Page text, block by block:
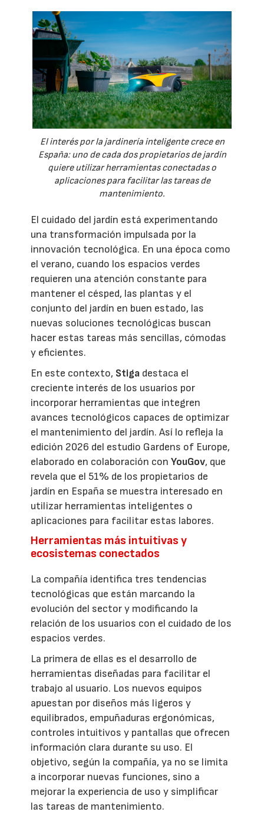
El interés por la jardinería inteligente crece en
España: uno de cada dos propietarios de jardín
quiere utilizar herramientas conectadas o
aplicaciones para facilitar las tareas de
mantenimiento.
El cuidado del jardín está experimentando
una transformación impulsada por la
innovación tecnológica. En una época como
el verano, cuando los espacios verdes
requieren una atención constante para
mantener el césped, las plantas y el
conjunto del jardín en buen estado, las
nuevas soluciones tecnológicas buscan
hacer estas tareas más sencillas, cómodas
y eficientes.
En este contexto, Stiga destaca el
creciente interés de los usuarios por
incorporar herramientas que integren
avances tecnológicos capaces de optimizar
el mantenimiento del jardín. Así lo refleja la
edición 2026 del estudio Gardens of Europe,
elaborado en colaboración conYouGov, que
revela que el 51% de los propietarios de
jardín en España se muestra interesado en
utilizar herramientas inteligentes o
aplicaciones para facilitar estas labores.
Herramientas más intuitivas y
ecosistemas conectados
La compañía identifica tres tendencias
tecnológicas que están marcando la
evolución del sector y modificando la
relación de los usuarios con el cuidado de los
espacios verdes.
La primera de ellas es el desarrollo de
herramientas diseñadas para facilitar el
trabajo al usuario. Los nuevos equipos
apuestan por diseños más ligeros y
equilibrados, empuñaduras ergonómicas,
controles intuitivos y pantallas que ofrecen
información clara durante su uso. El
objetivo, según la compañía, ya no se limita
a incorporar nuevas funciones, sino a
mejorar la experiencia de uso y simplificar
las tareas de mantenimiento.